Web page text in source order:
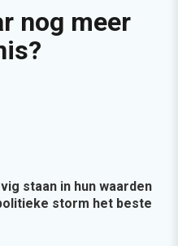
nog meer
staan in hun waarden
storm het beste